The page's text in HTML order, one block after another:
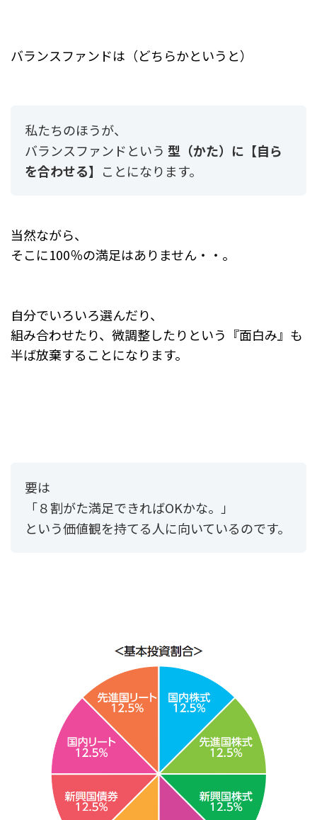
バランスファンドは（どちらかというと）
私たちのほうが、
バランスファンドという 型（かた）に 【自ら
を合わせる】 ことになります。
当然ながら、
そこに100％の満足はありません・・。
自分でいろいろ選んだり、
組み合わせたり、微調整したりという 『面白み』も
半ば放棄することになります。
要は
「８割がた満足できればOKかな。」
という価値観を持てる人に向いているのです。